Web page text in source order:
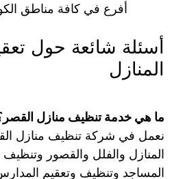
أفرع في كافة مناطق
أسئلة شائعة حول
المنازل
ما هي خدمة تنظيف منازل
نعمل في شركة تنظيف منازل
المنازل والفلل والقصور
المساجد وتنظيف وتعقيم